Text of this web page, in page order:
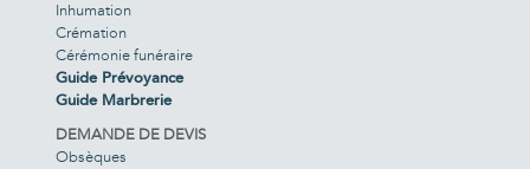
Inhumation
Crémation
Cérémonie funéraire
Guide Prévoyance
Guide Marbrerie
DEMANDE DE DEVIS
Obsèques